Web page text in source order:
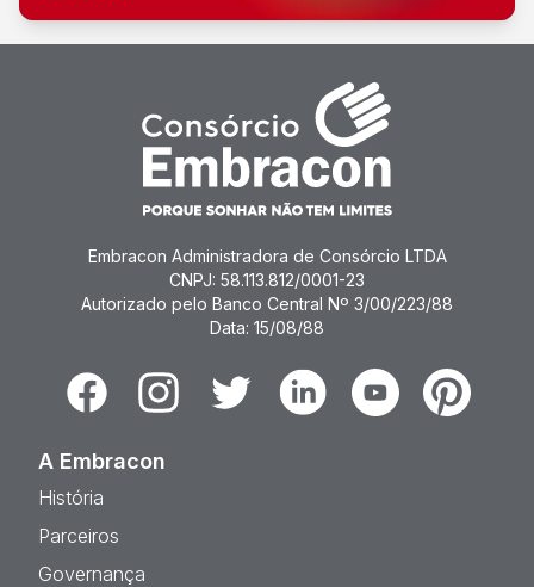
Embracon Administradora de Consórcio LTDA
CNPJ: 58.113.812/0001-23
Autorizado pelo Banco Central Nº 3/00/223/88
Data: 15/08/88
FacebookInstagramTwitter LinkedinYoutubePinterest
A Embracon
História
Parceiros
Governança